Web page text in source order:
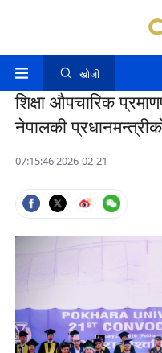
खोजी
शिक्षा औपचारिक
नेपालकी
07:15:46 2026-02-21